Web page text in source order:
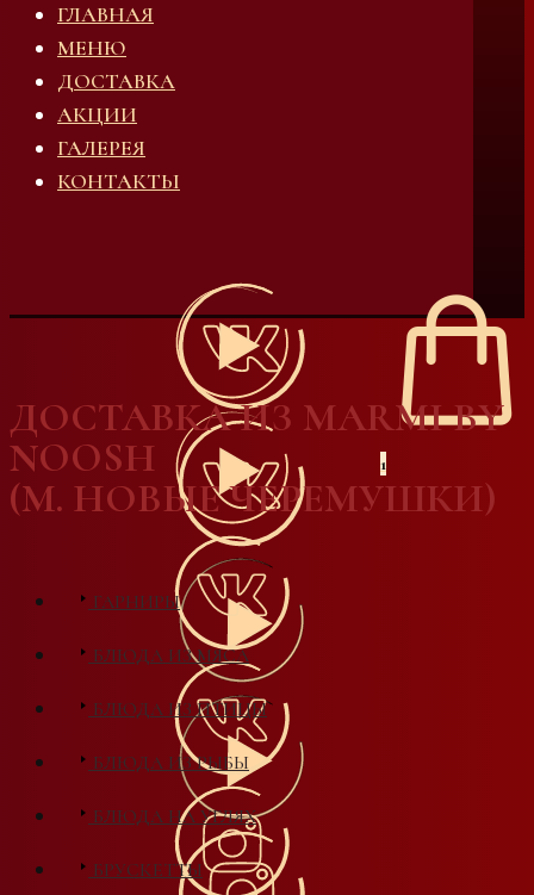
ГЛАВНАЯ
МЕНЮ
ДОСТАВКА
АКЦИИ
ГАЛЕРЕЯ
КОНТАКТЫ
1
ДОСТАВКА ИЗ MARMI BY
NOOSH
(М. НОВЫЕ ЧЕРЕМУШКИ)
ГАРНИРЫ
БЛЮДА ИЗ МЯСА
БЛЮДА ИЗ ПТИЦЫ
БЛЮДА ИЗ РЫБЫ
БЛЮДА НА УГЛЯХ
БРУСКЕТТЫ